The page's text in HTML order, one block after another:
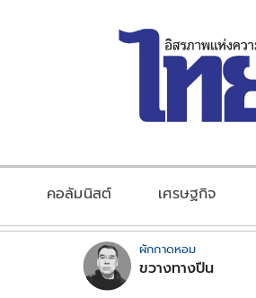
คอลัมนิสต์ เศรษฐกิจ
ผักกาดหอม
ขวางทางปืน